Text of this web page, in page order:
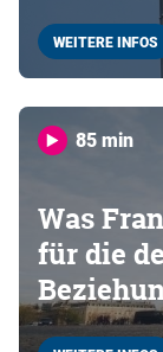
WEITERE INFOS
85 min
Was
für die